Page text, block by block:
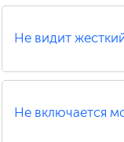
Не видит
Не включается